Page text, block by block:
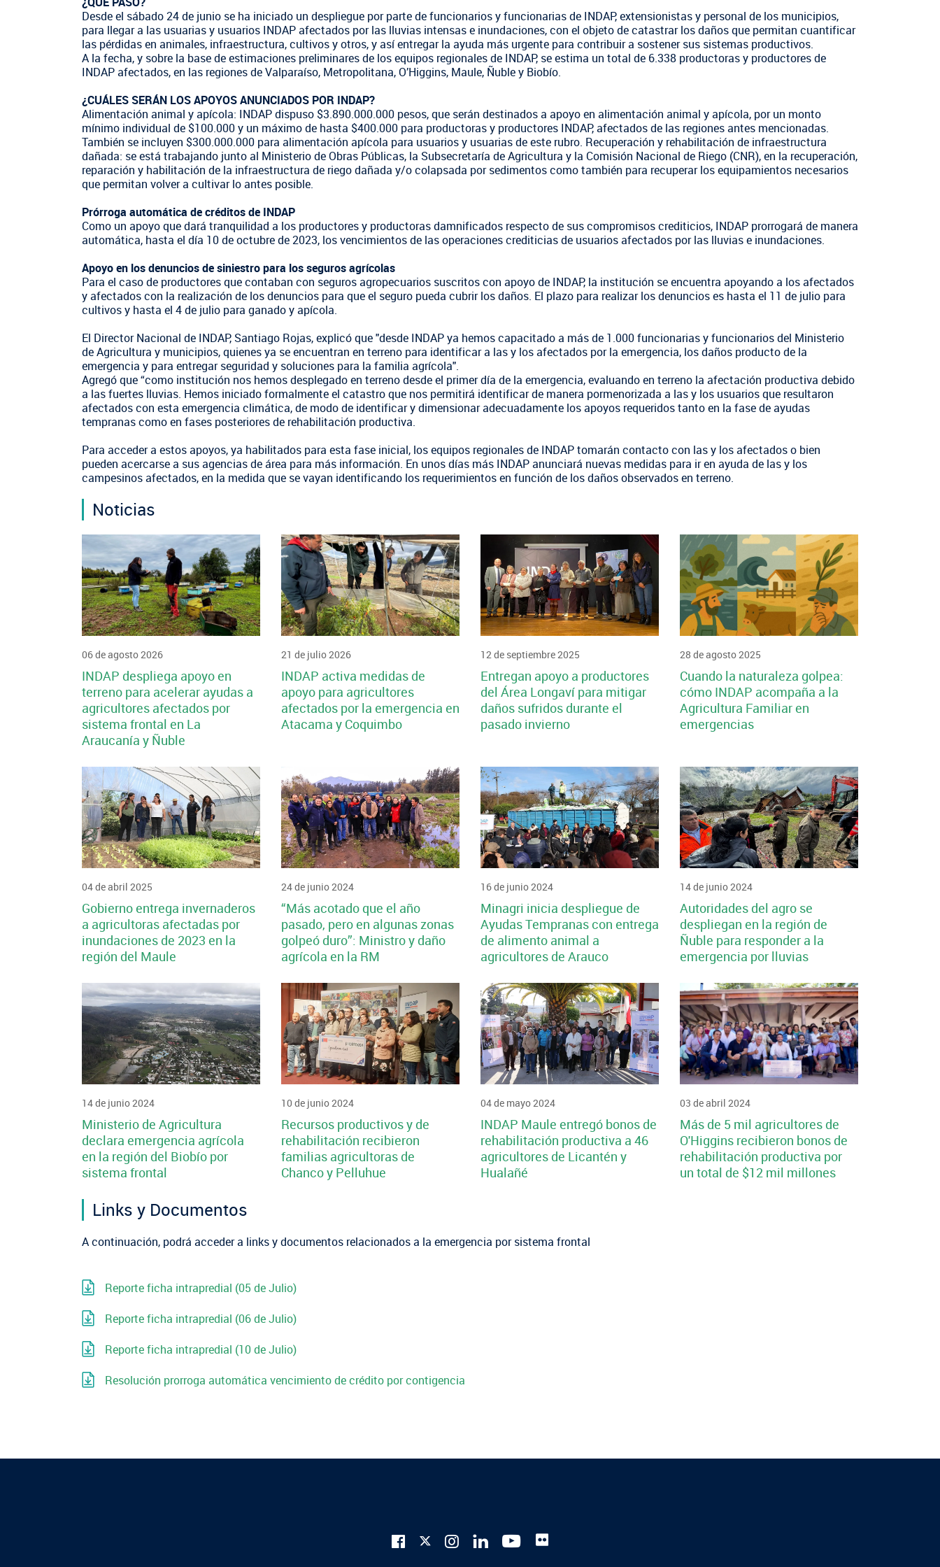
Oficina virtual de atención ciudadana
Indicadores de Gestión
Trabaje en INDAP
Crédito Corto Plazo
Ver todos los Programas
Concursos de Fomento
Suscríbase a nuestras noticias
FOTOGRAFÍA BIBLIOTECA
Desde el sábado 24 de junio se ha iniciado un despliegue por parte de funcionarios y funcionarias de INDAP, extensionistas y personal de los municipios,
para llegar a las usuarias y usuarios INDAP afectados por las lluvias intensas e inundaciones, con el objeto de catastrar los daños que permitan cuantificar
las pérdidas en animales, infraestructura, cultivos y otros, y así entregar la ayuda más urgente para contribuir a sostener sus sistemas productivos.
A la fecha, y sobre la base de estimaciones preliminares de los equipos regionales de INDAP, se estima un total de 6.338 productoras y productores de
INDAP afectados, en las regiones de Valparaíso, Metropolitana, O’Higgins, Maule, Ñuble y Biobío.
¿CUÁLES SERÁN LOS APOYOS ANUNCIADOS POR INDAP?
Alimentación animal y apícola: INDAP dispuso $3.890.000.000 pesos, que serán destinados a apoyo en alimentación animal y apícola, por un monto
mínimo individual de $100.000 y un máximo de hasta $400.000 para productoras y productores INDAP, afectados de las regiones antes mencionadas.
También se incluyen $300.000.000 para alimentación apícola para usuarios y usuarias de este rubro. Recuperación y rehabilitación de infraestructura
dañada: se está trabajando junto al Ministerio de Obras Públicas, la Subsecretaría de Agricultura y la Comisión Nacional de Riego (CNR), en la recuperación,
reparación y habilitación de la infraestructura de riego dañada y/o colapsada por sedimentos como también para recuperar los equipamientos necesarios
que permitan volver a cultivar lo antes posible.
Prórroga automática de créditos de INDAP
Como un apoyo que dará tranquilidad a los productores y productoras damnificados respecto de sus compromisos crediticios, INDAP prorrogará de manera
automática, hasta el día 10 de octubre de 2023, los vencimientos de las operaciones crediticias de usuarios afectados por las lluvias e inundaciones.
Apoyo en los denuncios de siniestro para los seguros agrícolas
Para el caso de productores que contaban con seguros agropecuarios suscritos con apoyo de INDAP, la institución se encuentra apoyando a los afectados
y afectados con la realización de los denuncios para que el seguro pueda cubrir los daños. El plazo para realizar los denuncios es hasta el 11 de julio para
cultivos y hasta el 4 de julio para ganado y apícola.
El Director Nacional de INDAP, Santiago Rojas, explicó que "desde INDAP ya hemos capacitado a más de 1.000 funcionarias y funcionarios del Ministerio
de Agricultura y municipios, quienes ya se encuentran en terreno para identificar a las y los afectados por la emergencia, los daños producto de la
emergencia y para entregar seguridad y soluciones para la familia agrícola".
Agregó que “como institución nos hemos desplegado en terreno desde el primer día de la emergencia, evaluando en terreno la afectación productiva debido
a las fuertes lluvias. Hemos iniciado formalmente el catastro que nos permitirá identificar de manera pormenorizada a las y los usuarios que resultaron
afectados con esta emergencia climática, de modo de identificar y dimensionar adecuadamente los apoyos requeridos tanto en la fase de ayudas
tempranas como en fases posteriores de rehabilitación productiva.
Para acceder a estos apoyos, ya habilitados para esta fase inicial, los equipos regionales de INDAP tomarán contacto con las y los afectados o bien
pueden acercarse a sus agencias de área para más información. En unos días más INDAP anunciará nuevas medidas para ir en ayuda de las y los
campesinos afectados, en la medida que se vayan identificando los requerimientos en función de los daños observados en terreno.
Noticias
06 de agosto 2026
INDAP despliega apoyo en
terreno para acelerar ayudas a
agricultores afectados por
sistema frontal en La
Araucanía y Ñuble
21 de julio 2026
INDAP activa medidas de
apoyo para agricultores
afectados por la emergencia en
Atacama y Coquimbo
12 de septiembre 2025
Entregan apoyo a productores
del Área Longaví para mitigar
daños sufridos durante el
pasado invierno
28 de agosto 2025
Cuando la naturaleza golpea:
cómo INDAP acompaña a la
Agricultura Familiar en
emergencias
04 de abril 2025
Gobierno entrega invernaderos
a agricultoras afectadas por
inundaciones de 2023 en la
región del Maule
24 de junio 2024
“Más acotado que el año
pasado, pero en algunas zonas
golpeó duro”: Ministro y daño
agrícola en la RM
16 de junio 2024
Minagri inicia despliegue de
Ayudas Tempranas con entrega
de alimento animal a
agricultores de Arauco
14 de junio 2024
Autoridades del agro se
despliegan en la región de
Ñuble para responder a la
emergencia por lluvias
14 de junio 2024
Ministerio de Agricultura
declara emergencia agrícola
en la región del Biobío por
sistema frontal
10 de junio 2024
Recursos productivos y de
rehabilitación recibieron
familias agricultoras de
Chanco y Pelluhue
04 de mayo 2024
INDAP Maule entregó bonos de
rehabilitación productiva a 46
agricultores de Licantén y
Hualañé
03 de abril 2024
Más de 5 mil agricultores de
O'Higgins recibieron bonos de
rehabilitación productiva por
un total de $12 mil millones
Links y Documentos
A continuación, podrá acceder a links y documentos relacionados a la emergencia por sistema frontal
Reporte ficha intrapredial (05 de Julio)
Reporte ficha intrapredial (06 de Julio)
Reporte ficha intrapredial (10 de Julio)
Resolución prorroga automática vencimiento de crédito por contigencia